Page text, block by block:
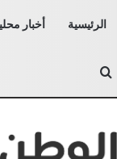
الرئيسية أخبار
بحث عن